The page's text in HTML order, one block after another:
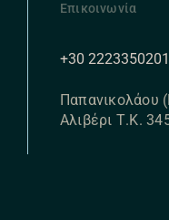
Επικοινωνία
+30 2223350201
Παπανικολάου
Αλιβέρι Τ.Κ.